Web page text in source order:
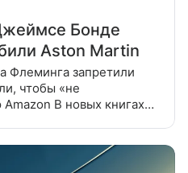
Бонде
Aston Martin
Флеминга запретили
чтобы «не
В новых книгах